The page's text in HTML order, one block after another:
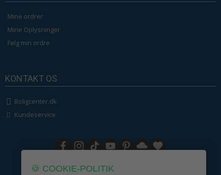
Mine ordrer
Mine Oplysninger
Følg min ordre
KONTAKT OS
Boligcenter.dk
Kundeservice
GIV GLÆDE MED ET GAVEKORT!
🍪 COOKIE-POLITIK